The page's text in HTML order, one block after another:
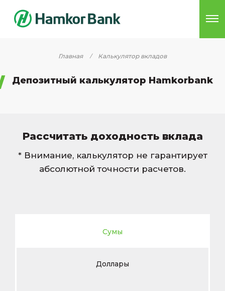
Главная Калькулятор вкладов
Депозитный калькулятор Hamkorbank
Рассчитать доходность вклада
* Внимание, калькулятор не гарантирует
абсолютной точности расчетов.
Сумы
Доллары